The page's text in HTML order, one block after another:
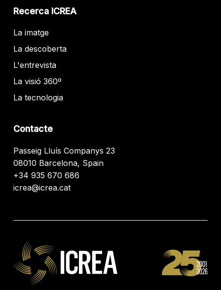
Recerca ICREA
La imatge
La descoberta
L'entrevista
La visió 360º
La tecnologia
Contacte
Passeig Lluís Companys 23
08010 Barcelona, Spain
+34 935 670 686
icrea@icrea.cat